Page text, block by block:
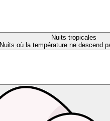
Nuits tropicales
Nuits où la température ne descend